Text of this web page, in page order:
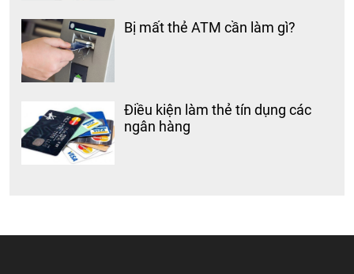
Bị mất thẻ ATM cần làm gì?
Điều kiện làm thẻ tín dụng các
ngân hàng